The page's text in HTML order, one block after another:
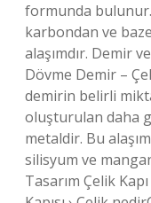
formunda
karbondan ve
alaşımdır. Demir
Dövme Demir –
demirin belirli
oluşturulan daha
metaldir. Bu
silisyum ve
Tasarım Çelik